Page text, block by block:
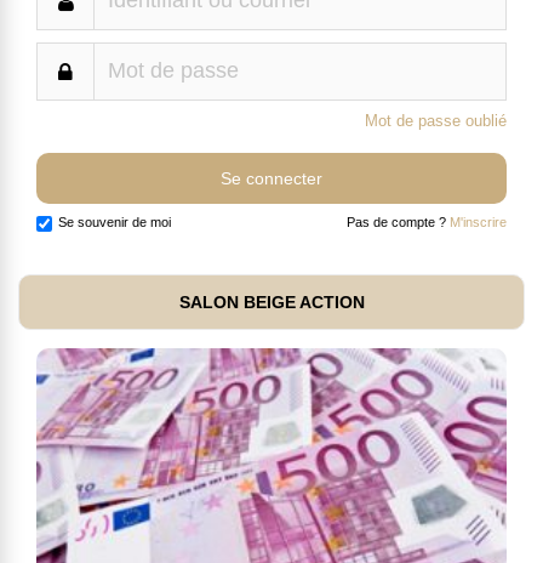
Mot de passe oublié
Se souvenir de moi Pas de compte ? M'inscrire
SALON BEIGE ACTION